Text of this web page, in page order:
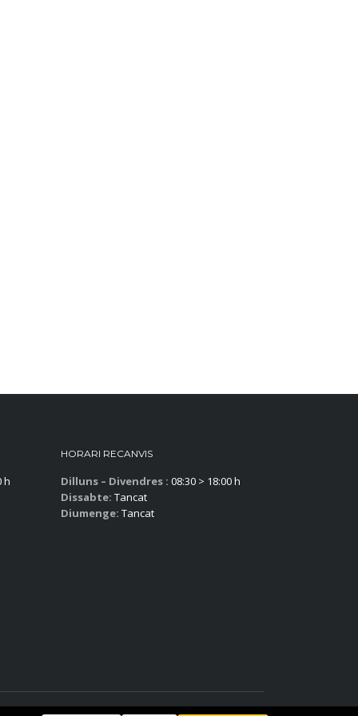
h
HORARI RECANVIS
Dilluns – Divendres : 08:30 > 18:00 h
Dissabte: Tancat
Diumenge: Tancat